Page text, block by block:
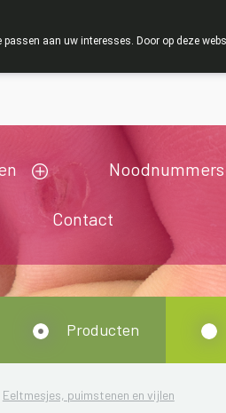
Noodnummers
Contact
Eeltmesjes, puimstenen en vijlen
Producten
aan uw interesses. Door op deze